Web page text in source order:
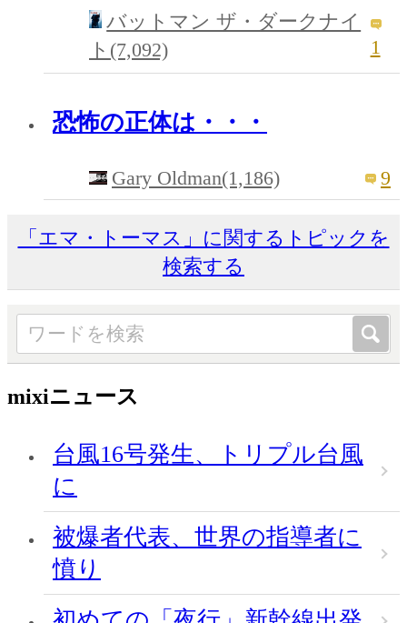
バットマン ザ・ダークナイ
ト(7,092)
1
恐怖の正体は・・・
Gary Oldman(1,186) 9
「エマ・トーマス」に関するトピックを
検索する
mixiニュース
台風16号発生、トリプル台風
に
被爆者代表、世界の指導者に
憤り